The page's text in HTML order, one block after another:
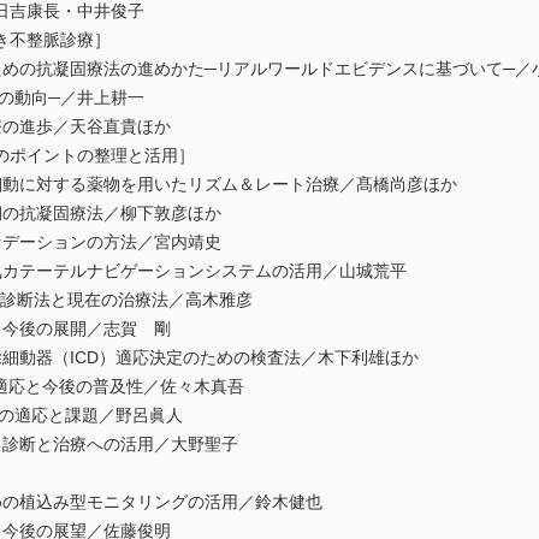
康長・中井俊子
整脈診療］
の抗凝固療法の進めかた─リアルワールドエビデンスに基づいて─／
動向─／井上耕一
進歩／天谷直貴ほか
イントの整理と活用］
に対する薬物を用いたリズム＆レート治療／髙橋尚彦ほか
抗凝固療法／柳下敦彦ほか
ーションの方法／宮内靖史
テーテルナビゲーションシステムの活用／山城荒平
断法と現在の治療法／高木雅彦
今後の展開／志賀 剛
動器（ICD）適応決定のための検査法／木下利雄ほか
応と今後の普及性／佐々木真吾
適応と課題／野呂眞人
断と治療への活用／大野聖子
植込み型モニタリングの活用／鈴木健也
後の展望／佐藤俊明